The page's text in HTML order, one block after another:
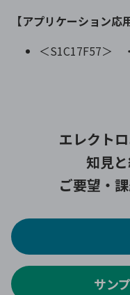
【アプリケーション応
＜S1C17F57＞
エレクト
知見と
ご要望・
サン